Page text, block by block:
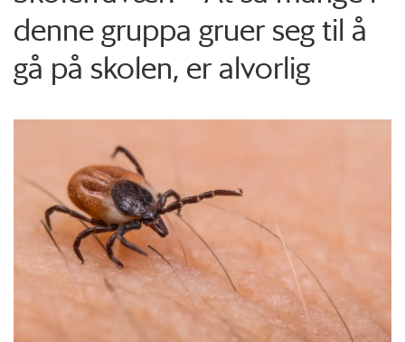
denne gruppa gruer seg til å
gå på skolen, er alvorlig